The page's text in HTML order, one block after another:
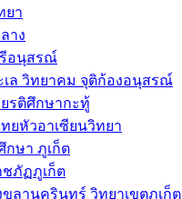
ยา
าง
รีอนุสรณ์
เล วิทยาคม จุติก้องอนุสรณ์
ยรติศึกษากะทู้
ทยหัวอาเซียนวิทยา
กษา ภูเก็ต
ชภัฏภูเก็ต
ลานครินทร์ วิทยาเขตภูเก็ต